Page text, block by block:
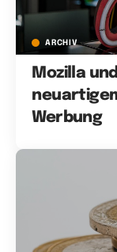
ARCHIV
Mozilla
Werbung